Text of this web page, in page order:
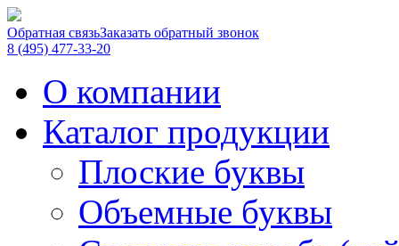
Обратная связьЗаказать обратный звонок
8 (495) 477-33-20
О компании
Каталог продукции
Плоские буквы
Объемные буквы